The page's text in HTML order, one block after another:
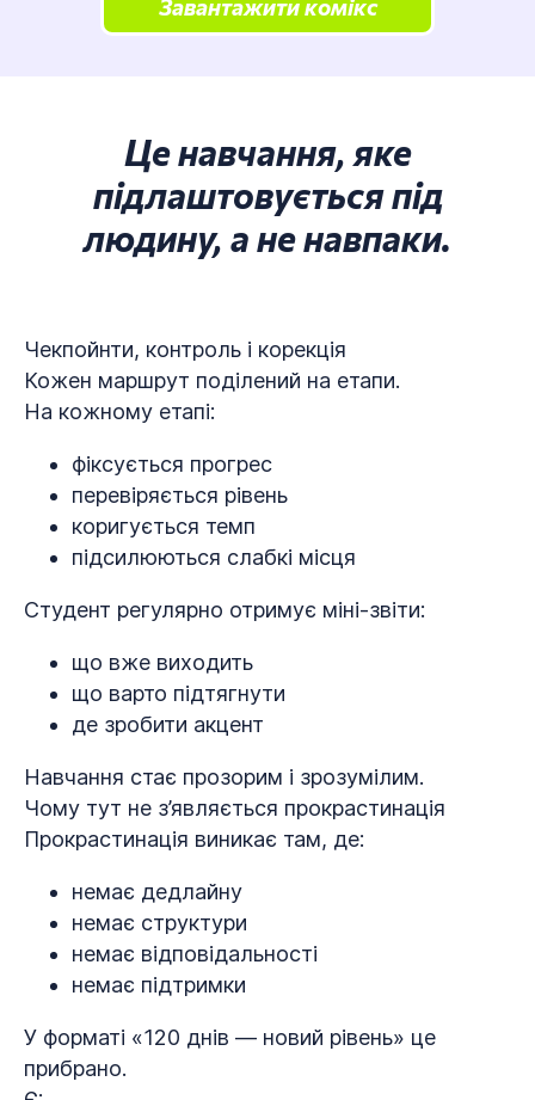
Завантажити комікс
Це навчання, яке
підлаштовується під
людину, а не навпаки.
Чекпойнти, контроль і корекція
Кожен маршрут поділений на етапи.
На кожному етапі:
фіксується прогрес
перевіряється рівень
коригується темп
підсилюються слабкі місця
Студент регулярно отримує міні-звіти:
що вже виходить
що варто підтягнути
де зробити акцент
Навчання стає прозорим і зрозумілим.
Чому тут не з’являється прокрастинація
Прокрастинація виникає там, де:
немає дедлайну
немає структури
немає відповідальності
немає підтримки
У форматі «120 днів — новий рівень» це
прибрано.